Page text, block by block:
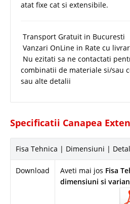
atat fixe cat si extensibile.
Transport Gratuit in Bucuresti
Vanzari OnLine in Rate cu
Nu ezitati sa ne contactati
combinatii de materiale si/sau
sau alte detalii
Specificatii Canapea
Fisa Tehnica | Dimensiuni |
Download Aveti mai jos Fisa
dimensiuni si